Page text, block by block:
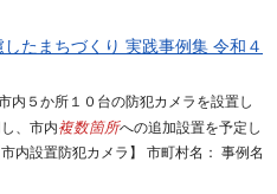
たまちづくり 実践事例集 令和４
内５か所１０台の防犯カメラを設置し
、市内複数箇所への追加設置を予定し
内設置防犯カメラ】 市町村名： 事例名